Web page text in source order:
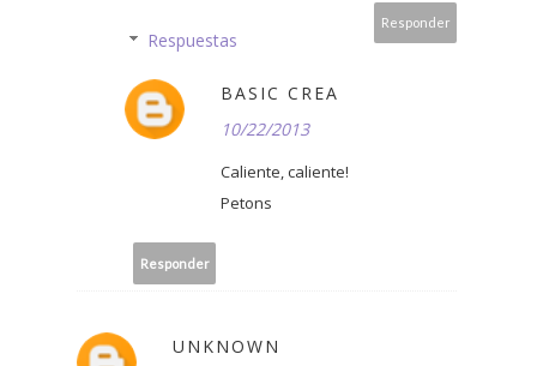
Responder
Respuestas
BASIC CREA
10/22/2013
Caliente, caliente!
Petons
Responder
UNKNOWN